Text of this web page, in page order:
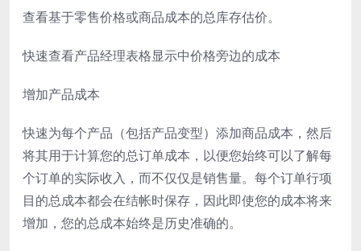
查看基于零售价格或商品成本的总库存估价。
快速查看产品经理表格显示中价格旁边的成本
增加产品成本
快速为每个产品（包括产品变型）添加商品成本，然后
将其用于计算您的总订单成本，以便您始终可以了解每
个订单的实际收入，而不仅仅是销售量。每个订单行项
目的总成本都会在结帐时保存，因此即使您的成本将来
增加，您的总成本始终是历史准确的。